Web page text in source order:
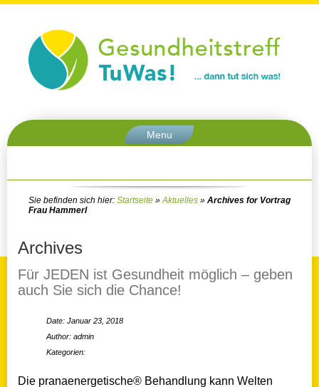
Menu
Sie befinden sich hier: Startseite » Aktuelles » Archives for Vortrag
Frau Hammerl
Archives
Für JEDEN ist Gesundheit möglich – geben
auch Sie sich die Chance!
Date: Januar 23, 2018
Author: admin
Kategorien:
Die pranaenergetische® Behandlung kann Welten